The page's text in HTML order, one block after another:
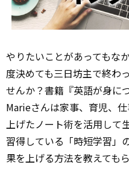
やりたいことがあってもな
度決めても三日坊主で終わ
せんか？書籍『英語が身に
Marieさんは家事、育児、
上げたノート術を活用して
習得している「時短学習」
果を上げる方法を教えても